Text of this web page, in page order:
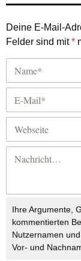
Deine E-Mail-
Felder sind mit*
Ihre Argumente,
kommentierten
Nutzernamen
Vor- und